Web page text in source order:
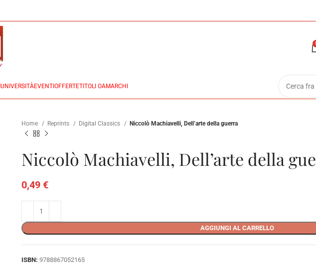
UNIVERSITÀEVENTI OFFERTETITOLI OAMARCHI
Home Reprints Digital Classics Niccolò Machiavelli, Dell’arte della guerra
Niccolò Machiavelli, Dell’arte della
0,49 €
AGGIUNGI AL CARRELLO
ISBN: 9788867052165